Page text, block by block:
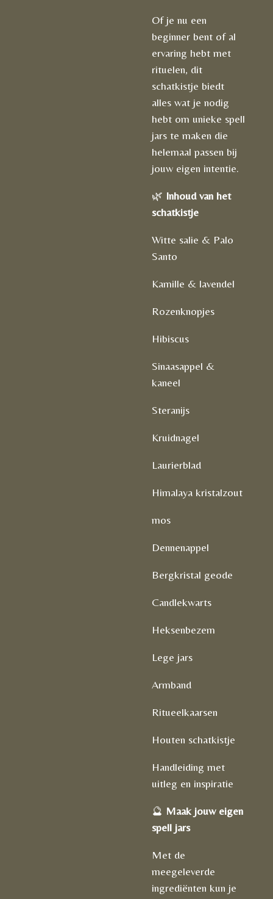
Of je nu een
beginner bent of al
ervaring hebt met
rituelen, dit
schatkistje biedt
alles wat je nodig
hebt om unieke spell
jars te maken die
helemaal passen bij
jouw eigen intentie.
🌿 Inhoud van het
schatkistje
Witte salie & Palo
Santo
Kamille & lavendel
Rozenknopjes
Hibiscus
Sinaasappel &
kaneel
Steranijs
Kruidnagel
Laurierblad
Himalaya kristalzout
mos
Dennenappel
Bergkristal geode
Candlekwarts
Heksenbezem
Lege jars
Armband
Ritueelkaarsen
Houten schatkistje
Handleiding met
uitleg en inspiratie
🔮 Maak jouw eigen
spell jars
Met de
meegeleverde
ingrediënten kun je